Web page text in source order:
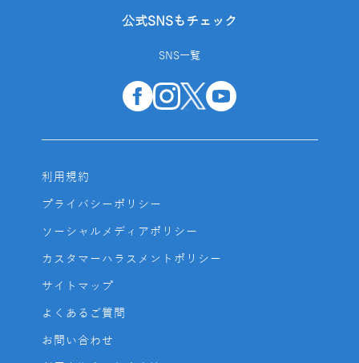
公式SNSもチェック
SNS一覧
利用規約
プライバシーポリシー
ソーシャルメディアポリシー
カスタマーハラスメントポリシー
サイトマップ
よくあるご質問
お問い合わせ